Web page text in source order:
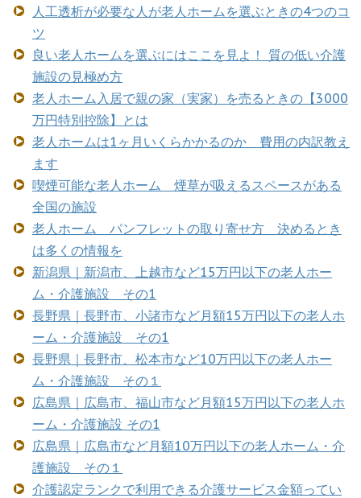
人工透析が必要な人が老人ホームを選ぶときの4つのコ
ツ
良い老人ホームを選ぶにはここを見よ！ 質の低い介護
施設の見極め方
老人ホーム入居で親の家（実家）を売るときの【3000
万円特別控除】とは
老人ホームは1ヶ月いくらかかるのか 費用の内訳教え
ます
喫煙可能な老人ホーム 煙草が吸えるスペースがある
全国の施設
老人ホーム パンフレットの取り寄せ方 決めるとき
は多くの情報を
新潟県｜新潟市、上越市など15万円以下の老人ホー
ム・介護施設 その1
長野県｜長野市、小諸市など月額15万円以下の老人ホ
ーム・介護施設 その1
長野県｜長野市、松本市など10万円以下の老人ホー
ム・介護施設 その１
広島県｜広島市、福山市など月額15万円以下の老人ホ
ーム・介護施設 その1
広島県｜広島市など月額10万円以下の老人ホーム・介
護施設 その１
介護認定ランクで利用できる介護サービス金額ってい